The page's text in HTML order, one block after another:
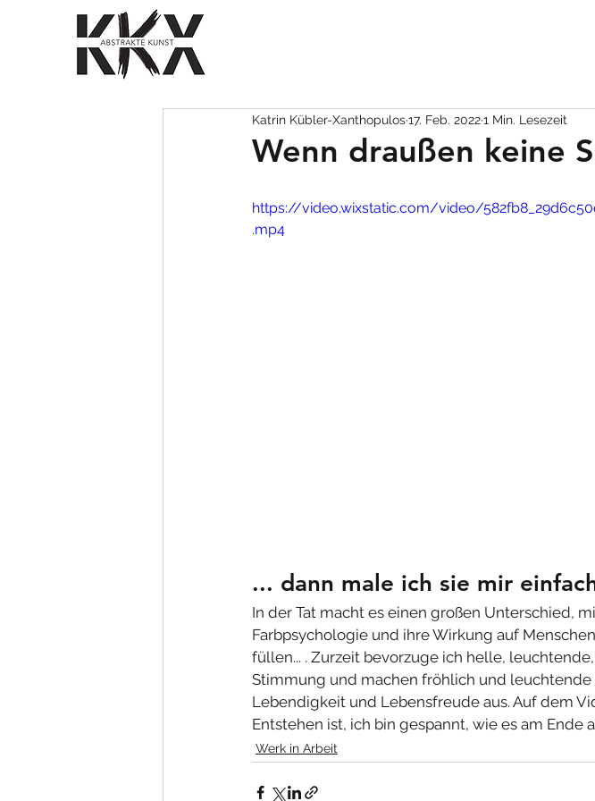
Wenn draußen keine
Katrin Kübler-Xanthopulos17. Feb. 20221 Min. Lesezeit
https://video.wixstatic.com/video/
.mp4
... dann male ich sie mir
In der Tat macht es einen großen Unterschied,
Farbpsychologie und ihre Wirkung auf
füllen... . Zurzeit bevorzuge ich helle,
Stimmung und machen fröhlich und
Lebendigkeit und Lebensfreude aus. Auf dem
Entstehen ist, ich bin gespannt, wie es am Ende
Werk in Arbeit